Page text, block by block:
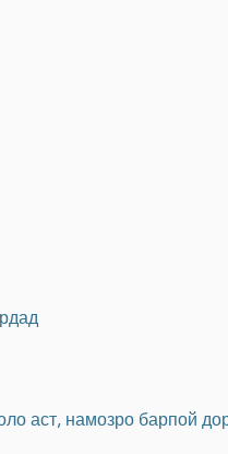
аст, намозро барпой